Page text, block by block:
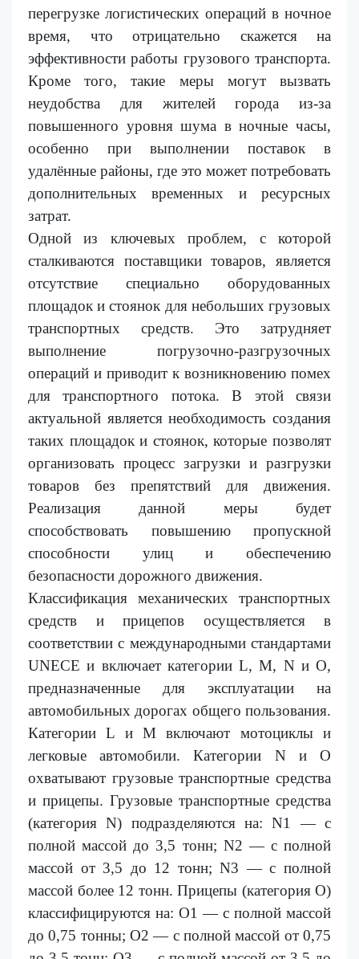
перегрузке логистических операций в ночное
время, что отрицательно скажется на
эффективности работы грузового транспорта.
Кроме того, такие меры могут вызвать
неудобства для жителей города из-за
повышенного уровня шума в ночные часы,
особенно при выполнении поставок в
удалённые районы, где это может потребовать
дополнительных временных и ресурсных
затрат.
Одной из ключевых проблем, с которой
сталкиваются поставщики товаров, является
отсутствие специально оборудованных
площадок и стоянок для небольших грузовых
транспортных средств. Это затрудняет
выполнение погрузочно-разгрузочных
операций и приводит к возникновению помех
для транспортного потока. В этой связи
актуальной является необходимость создания
таких площадок и стоянок, которые позволят
организовать процесс загрузки и разгрузки
товаров без препятствий для движения.
Реализация данной меры будет
способствовать повышению пропускной
способности улиц и обеспечению
безопасности дорожного движения.
Классификация механических транспортных
средств и прицепов осуществляется в
соответствии с международными стандартами
UNECE и включает категории L, M, N и O,
предназначенные для эксплуатации на
автомобильных дорогах общего пользования.
Категории L и M включают мотоциклы и
легковые автомобили. Категории N и O
охватывают грузовые транспортные средства
и прицепы. Грузовые транспортные средства
(категория N) подразделяются на: N1 — с
полной массой до 3,5 тонн; N2 — с полной
массой от 3,5 до 12 тонн; N3 — с полной
массой более 12 тонн. Прицепы (категория O)
классифицируются на: O1 — с полной массой
до 0,75 тонны; O2 — с полной массой от 0,75